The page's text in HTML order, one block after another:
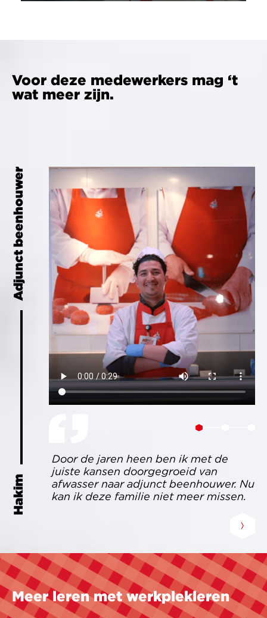
Voor deze medewerkers mag ‘t
wat meer zijn.
Hakim
Adjunct beenhouwer
Ine
Verkoopster
Door de jaren heen ben ik met de
juiste kansen doorgegroeid van
afwasser naar adjunct beenhouwer. Nu
kan ik deze familie niet meer missen.
Meer leren met werkplekleren